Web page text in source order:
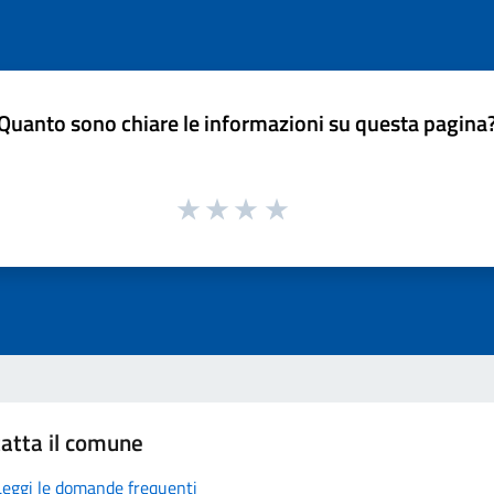
sono chiare le informazioni su questa
il comune
le domande frequenti